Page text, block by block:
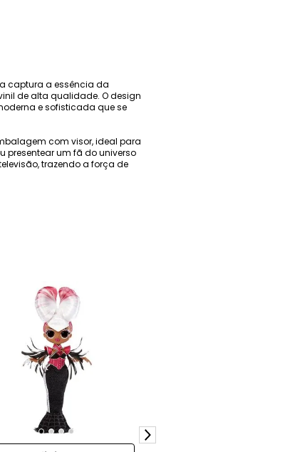
captura a essência da
de alta qualidade. O design
e sofisticada que se
com visor, ideal para
presentear um fã do universo
trazendo a força de